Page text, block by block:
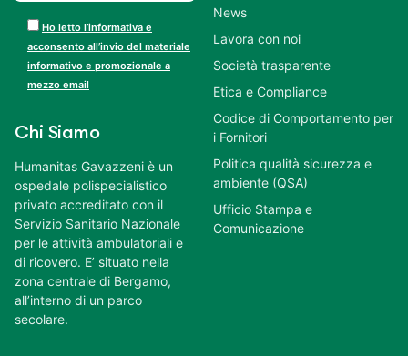
Ho letto l’informativa e
acconsento all’invio del materiale
informativo e promozionale a
mezzo email
Chi Siamo
Humanitas Gavazzeni è un
ospedale polispecialistico
privato accreditato con il
Servizio Sanitario Nazionale
per le attività ambulatoriali e
di ricovero. E’ situato nella
zona centrale di Bergamo,
all’interno di un parco
secolare.
News
Lavora con noi
Società trasparente
Etica e Compliance
Codice di Comportamento per
i Fornitori
Politica qualità sicurezza e
ambiente (QSA)
Ufficio Stampa e
Comunicazione